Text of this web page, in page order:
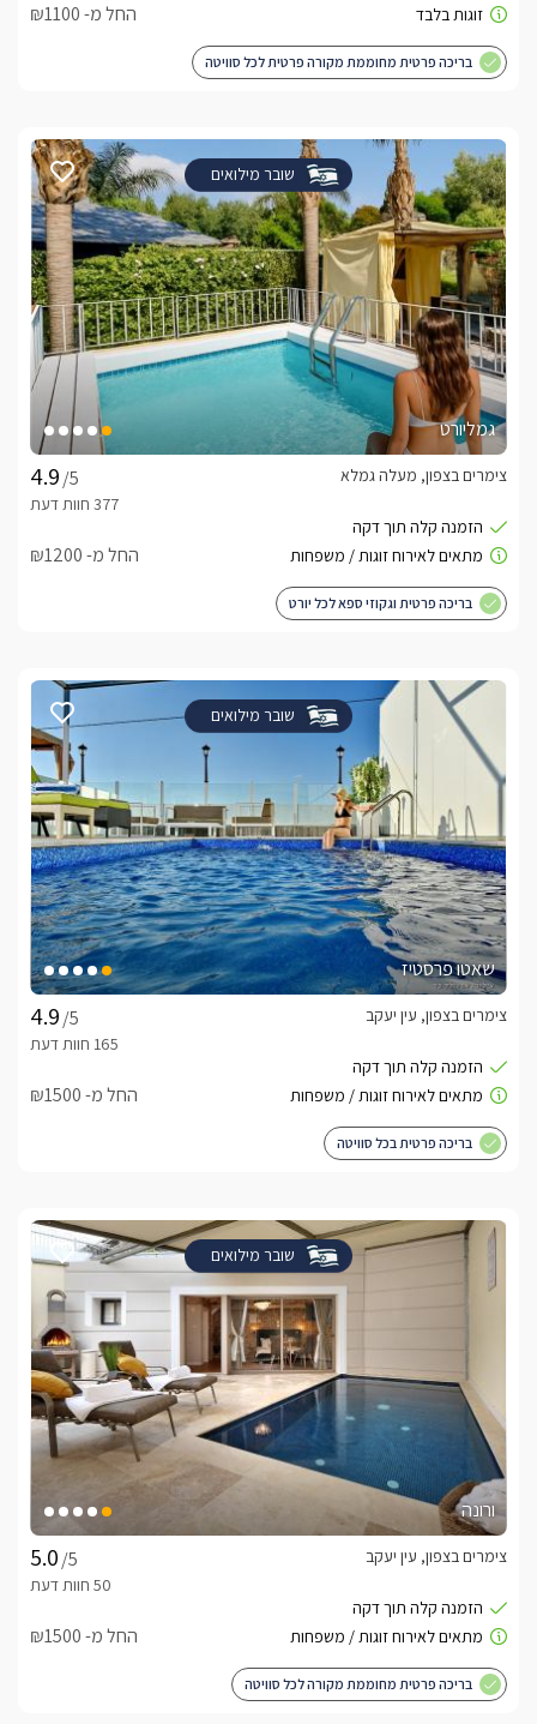
החל מ- ₪1100
בריכה פרטית מחוממת מקורה פרטית לכל סוויטה
שובר מילואים
גמליורט
/5
צימרים בצפון, מעלה גמלא
החל מ- ₪1200
בריכה פרטית וגקוזי ספא לכל יורט
שובר מילואים
שאטו פרסטיז
/5
צימרים בצפון, עין יעקב
החל מ- ₪1500
בריכה פרטית בכל סוויטה
שובר מילואים
ורונה
/5
צימרים בצפון, עין יעקב
החל מ- ₪1500
בריכה פרטית מחוממת מקורה לכל סוויטה